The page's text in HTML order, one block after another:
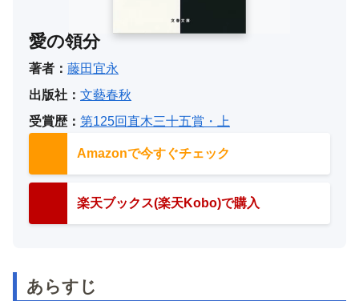
愛の領分
著者： 藤田宜永
出版社： 文藝春秋
受賞歴： 第125回直木三十五賞・上
Amazonで今すぐチェック
楽天ブックス(楽天Kobo)で購入
あらすじ